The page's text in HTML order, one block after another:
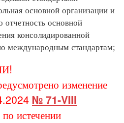
основной организации и
отчетность основной
консолидированной
международным стандартам;
изменение
№ 71-VIII
истечении